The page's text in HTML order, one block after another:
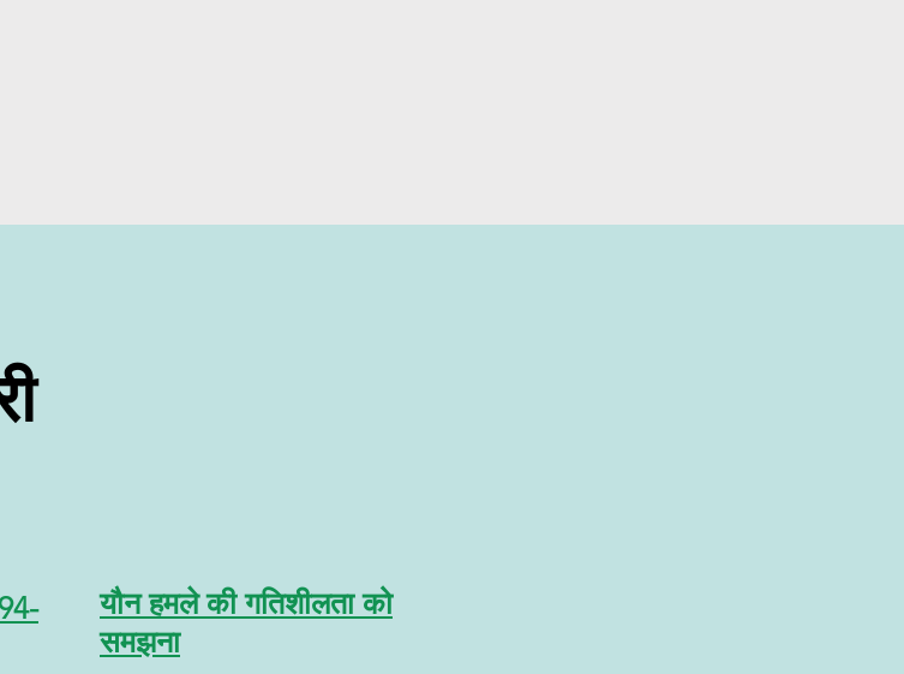
यौन हमले की गतिशीलता को
समझना